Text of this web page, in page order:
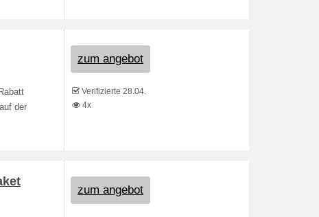
der
zum angebot
Verifizierte 28.04.
4x
zum angebot